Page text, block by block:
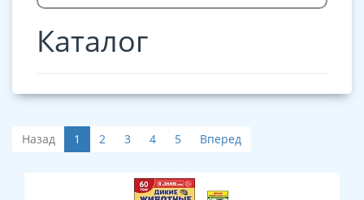
Каталог
Назад 1 2 3 4 5 Вперед